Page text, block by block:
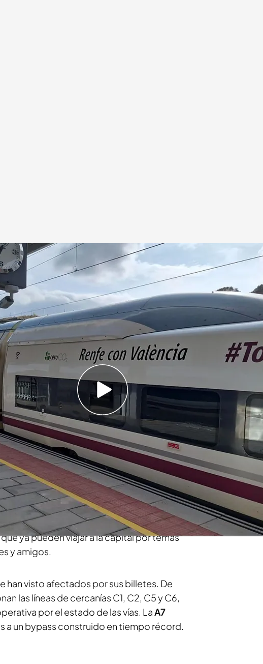
después de las fuertes lluvias que han
que desde las 12.45 horas se ha
la DANA en Valencia: los 198 correos de la
del Segura
hastaMálagavuelve a funcionar tras
A partir de este mediodía, se ha
en Valencia.Según informa Sergio
a la normalidad. La imagen de todo el día ha
ya pueden viajar a la capital por temas
y amigos.
han visto afectados por sus billetes. De
las líneas de cercanías C1, C2, C5 y C6,
por el estado de las vías. LaA7
a un bypass construido en tiempo récord.